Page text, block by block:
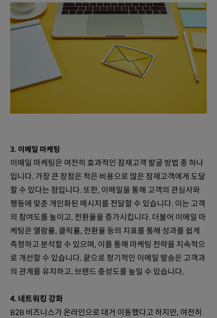
3. 이메일 마케팅
이메일 마케팅은 여전히 효과적인 잠재고객 발굴 방법 중 하나
입니다. 가장 큰 장점은 적은 비용으로 많은 잠재고객에게 도달
할 수 있다는 점입니다. 또한, 이메일을 통해 고객의 관심사와
행동에 맞춘 개인화된 메시지를 전달할 수 있습니다. 이는 고객
의 참여도를 높이고, 전환율을 증가시킵니다. 더불어 이메일 마
케팅은 열람률, 클릭률, 전환율 등의 지표를 통해 성과를 쉽게
측정하고 분석할 수 있으며, 이를 통해 마케팅 전략을 지속적으
로 개선할 수 있습니다. 끝으로 정기적인 이메일 발송은 고객과
의 관계를 유지하고, 브랜드 충성도를 높일 수 있습니다.
4. 네트워킹 강화
B2B 비즈니스가 온라인으로 대거 이동했다고 하지만, 여전히